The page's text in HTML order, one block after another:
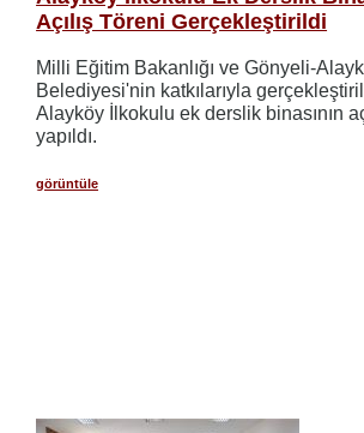
Açılış Töreni Gerçekleştirildi
Milli Eğitim Bakanlığı ve Gönyeli-
Belediyesi'nin katkılarıyla
Alayköy İlkokulu ek derslik binasının
yapıldı.
görüntüle